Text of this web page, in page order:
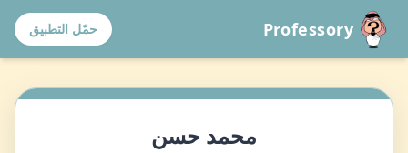
Professory حمّل التطبيق
محمد حسن